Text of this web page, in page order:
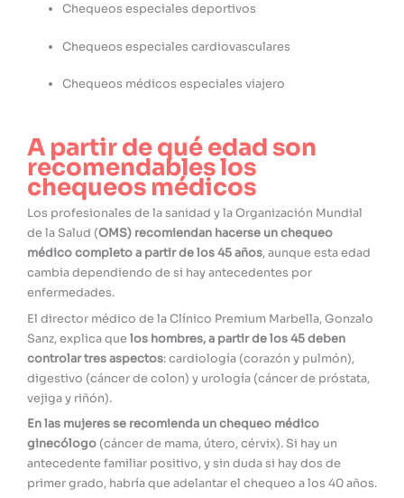
Chequeos especiales deportivos
Chequeos especiales cardiovasculares
Chequeos médicos especiales viajero
A partir de qué edad son
recomendables los
chequeos médicos
Los profesionales de la sanidad y la Organización Mundial
de la Salud (OMS) recomiendan hacerse un chequeo
médico completo a partir de los 45 años, aunque esta edad
cambia dependiendo de si hay antecedentes por
enfermedades.
El director médico de la Clínico Premium Marbella, Gonzalo
Sanz, explica quelos hombres, a partir de los 45 deben
controlar tres aspectos: cardiología (corazón y pulmón),
digestivo (cáncer de colon) y urología (cáncer de próstata,
vejiga y riñón).
En las mujeres se recomienda un chequeo médico
ginecólogo (cáncer de mama, útero, cérvix). Si hay un
antecedente familiar positivo, y sin duda si hay dos de
primer grado, habría que adelantar el chequeo a los 40 años.